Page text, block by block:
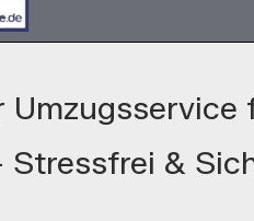
Stressfrei &